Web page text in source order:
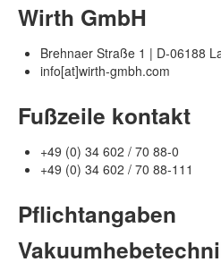
Wirth GmbH
Brehnaer Straße 1 | D-06188
info[at]wirth-gmbh.com
Fußzeile kontakt
+49 (0) 34 602 / 70 88-0
+49 (0) 34 602 / 70 88-111
Pflichtangaben